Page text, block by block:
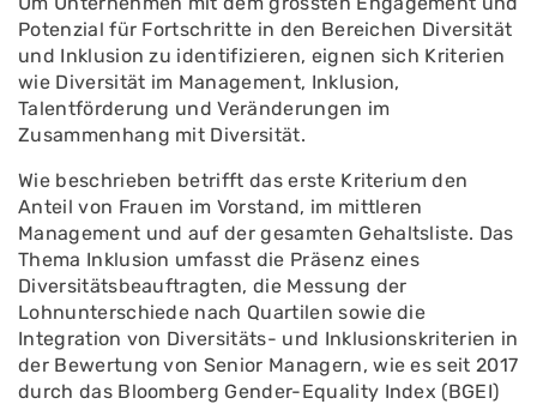
Potenzial für Fortschritte in den Bereichen Diversität
und Inklusion zu identifizieren, eignen sich Kriterien
wie Diversität im Management, Inklusion,
Talentförderung und Veränderungen im
Zusammenhang mit Diversität.
Wie beschrieben betrifft das erste Kriterium den
Anteil von Frauen im Vorstand, im mittleren
Management und auf der gesamten Gehaltsliste. Das
Thema Inklusion umfasst die Präsenz eines
Diversitätsbeauftragten, die Messung der
Lohnunterschiede nach Quartilen sowie die
Integration von Diversitäts- und Inklusionskriterien in
der Bewertung von Senior Managern, wie es seit 2017
durch das Bloomberg Gender-Equality Index (BGEI)